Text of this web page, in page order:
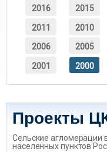
2016 2015
2011 2010
2006 2005
2001 2000
Проекты
Сельские агломерации
населенных пунктов